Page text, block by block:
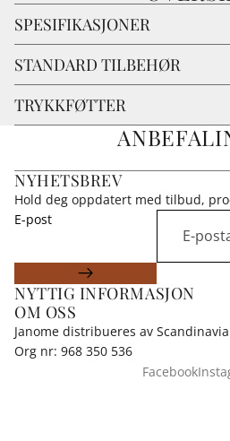
SPESIFIKASJONER
STANDARD TILBEHØR
TRYKKFØTTER
NYHETSBREV
Hold deg oppdatert med tilbud,
E-post
NYTTIG INFORMASJON
OM OSS
Janome distribueres av
Org nr: 968 350 536
Facebook